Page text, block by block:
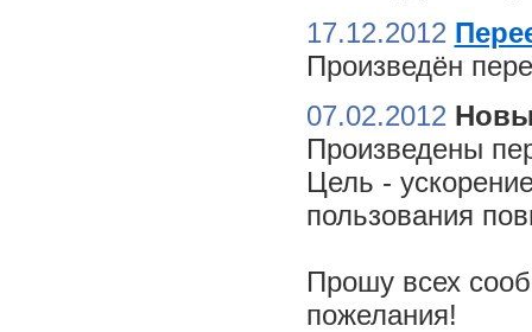
17.12.2012
Произведён
07.02.2012
Произведены
Цель -
пользования
Прошу всех
пожелания!